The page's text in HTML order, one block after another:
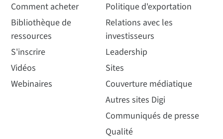
Comment acheter
Bibliothèque de
ressources
S'inscrire
Vidéos
Webinaires
Politique d'exportation
Relations avec les
investisseurs
Leadership
Sites
Couverture médiatique
Autres sites Digi
Communiqués de presse
Qualité